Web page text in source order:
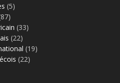
(5)
(33)
(22)
(19)
(22)